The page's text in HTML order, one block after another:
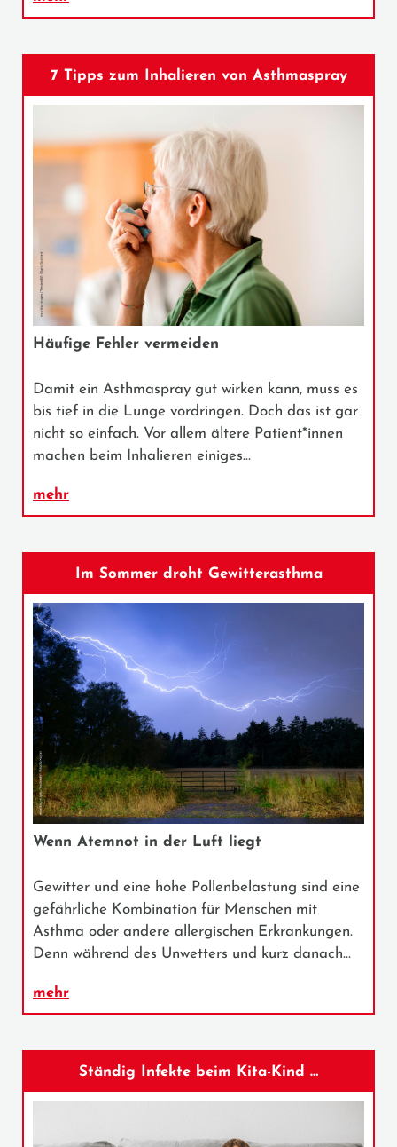
7 Tipps zum Inhalieren von Asthmaspray
Häufige Fehler vermeiden
Damit ein Asthmaspray gut wirken kann, muss es
bis tief in die Lunge vordringen. Doch das ist gar
nicht so einfach. Vor allem ältere Patient*innen
machen beim Inhalieren einiges…
mehr
Im Sommer droht Gewitterasthma
Wenn Atemnot in der Luft liegt
Gewitter und eine hohe Pollenbelastung sind eine
gefährliche Kombination für Menschen mit
Asthma oder andere allergischen Erkrankungen.
Denn während des Unwetters und kurz danach…
mehr
Ständig Infekte beim Kita-Kind …